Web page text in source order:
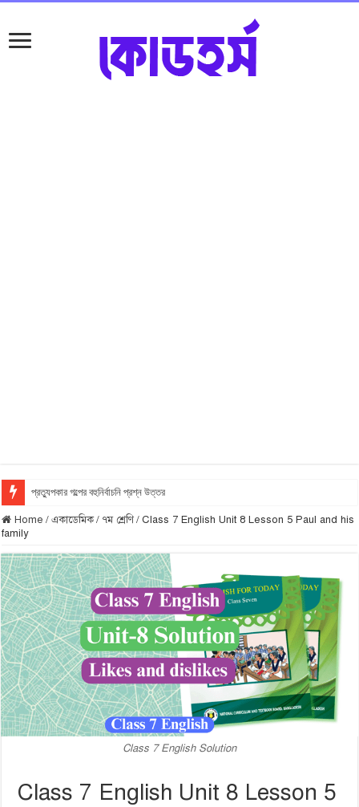
প্রত্যুপকার গল্পের বহুনির্বাচনি প্রশ্ন উত্তর
Home / একাডেমিক/ ৭ম শ্রেণি / Class 7 English Unit 8 Lesson 5 Paul and his
family
Class 7 English Solution
Class 7 English Unit 8 Lesson 5